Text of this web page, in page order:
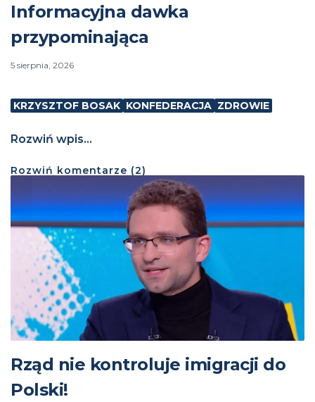
Informacyjna dawka
przypominająca
5 sierpnia, 2026
KRZYSZTOF BOSAK KONFEDERACJA ZDROWIE
Rozwiń wpis...
Rozwiń komentarze (2)
Rząd nie kontroluje imigracji do
Polski!